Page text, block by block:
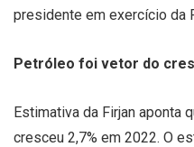
presidente em exercício da
Petróleo foi vetor do
Estimativa da Firjan aponta
cresceu 2,7% em 2022. O